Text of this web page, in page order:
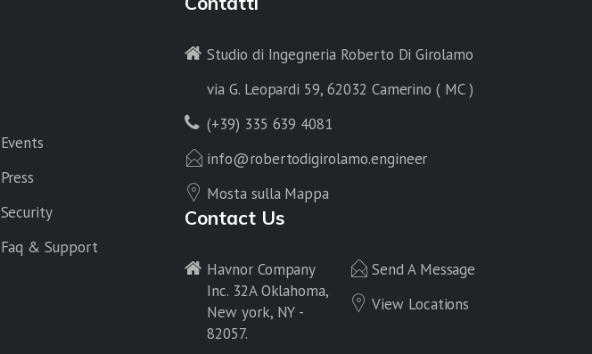
Events
Press
Security
Faq & Support
Studio di Ingegneria Roberto Di Girolamo
via G. Leopardi 59, 62032 Camerino ( MC )
(+39) 335 639 4081
info@robertodigirolamo.engineer
Mosta sulla Mappa
Contact Us
Havnor Company
Inc. 32A Oklahoma,
New york, NY -
82057.
Send A Message
View Locations